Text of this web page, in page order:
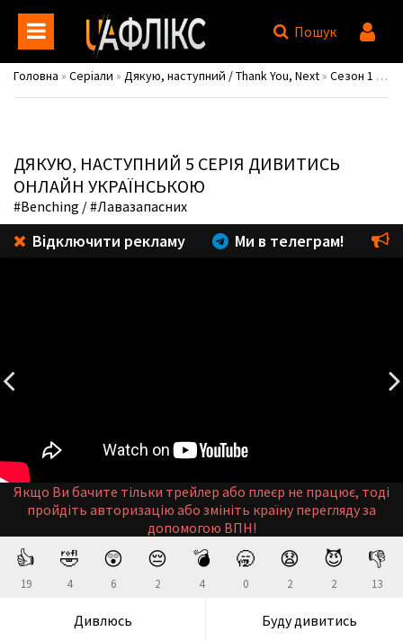
Пошук
Головна » Серіали » Дякую, наступний / Thank You, Next » Сезон 1
ДЯКУЮ, НАСТУПНИЙ 5 СЕРІЯ ДИВИТИСЬ
ОНЛАЙН УКРАЇНСЬКОЮ
#Benching / #Лавазапасних
Відключити рекламу Ми в телеграм!
Якщо Ви бачите тільки трейлер або плеєр не працює, тоді
пройдіть авторизацію або змініть країну перегляду за
допомогою ВПН!
👍
19
🤣
4
😲
6
😔
2
💣
4
🥱
0
😧
2
😈
2
👎
13
Дивлюсь Буду дивитись